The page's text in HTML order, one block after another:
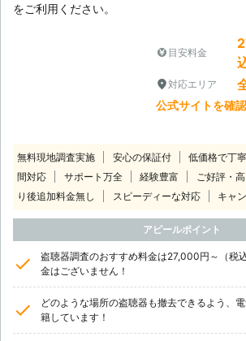
をご利用ください。
目安料金
対応エリア
公式サイトを確
無料現地調査実施 安心の保証付 低価格で丁
間対応
サポート万全 経験豊富 ご好評・
り後追加料金無し
スピーディーな対応 キャ
アピールポイント
盗聴器調査のおすすめ料金は27,000円～（税
金はございません！
どのような場所の盗聴器も撤去できるよう、
籍しています！